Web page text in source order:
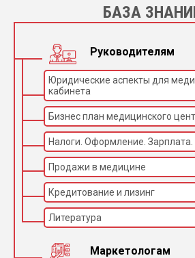
БАЗА
Руководителям
Юридические аспекты для
кабинета
Бизнес план медицинского
Налоги. Оформление. Зарплата.
Продажи в медицине
Кредитование и лизинг
Литература
Маркетологам